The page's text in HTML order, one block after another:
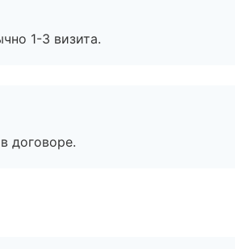
1-3 визита.
договоре.